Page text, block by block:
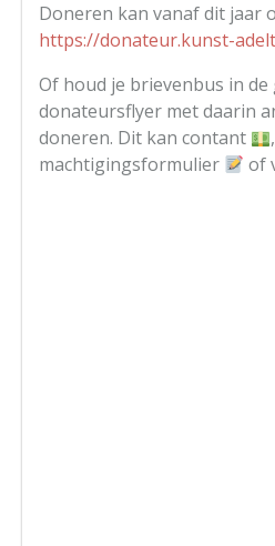
Doneren kan vanaf dit jaar
https://donateur.kunst-
Of houd je brievenbus in
donateursflyer met daarin
doneren. Dit kan contant
machtigingsformulier
of